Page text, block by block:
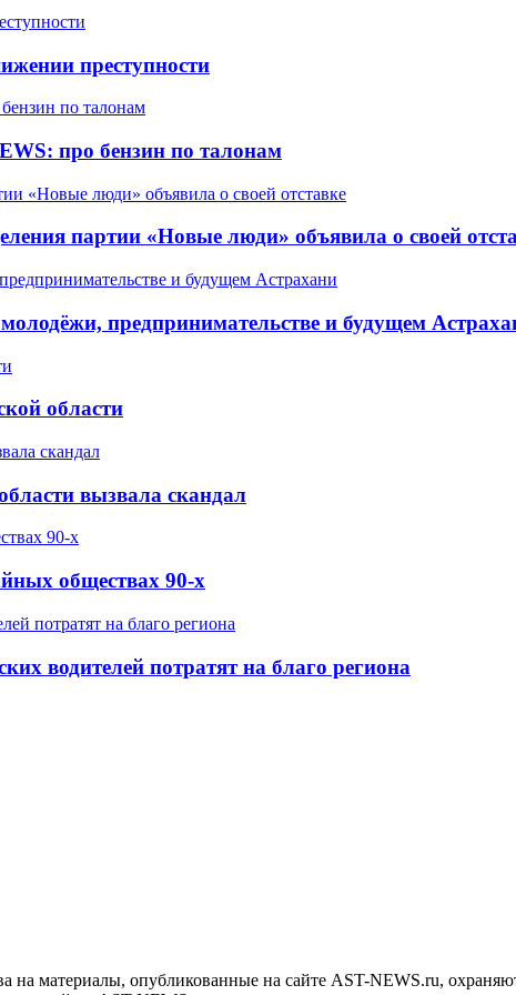
преступности
про бензин по талонам
партии «Новые люди» объявила о своей
предпринимательстве и будущем
области
вызвала скандал
обществах 90-х
водителей потратят на благо региона
материалы, опубликованные на сайте AST-NEWS.ru,